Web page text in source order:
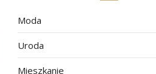
Moda
Uroda
Mieszkanie